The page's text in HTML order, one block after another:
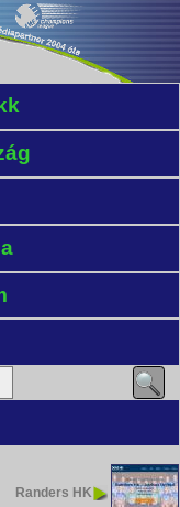
Randers HK